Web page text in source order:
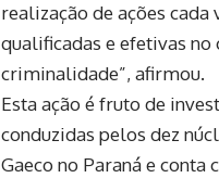
realização de ações cada
qualificadas e efetivas no
criminalidade”, afirmou.
Esta ação é fruto de
conduzidas pelos dez
Gaeco no Paraná e conta